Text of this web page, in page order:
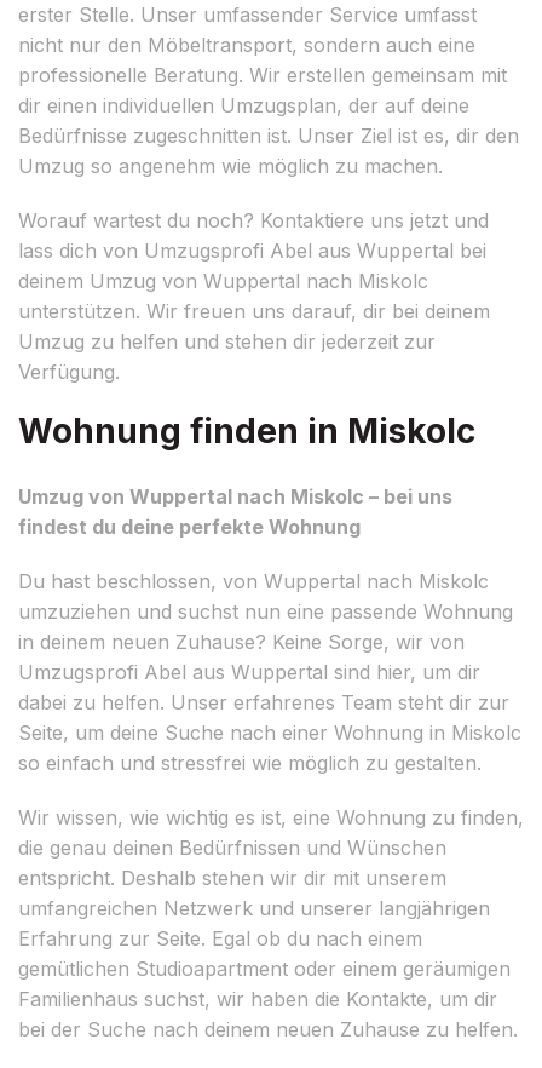
erster Stelle. Unser umfassender Service umfasst
nicht nur den Möbeltransport, sondern auch eine
professionelle Beratung. Wir erstellen gemeinsam mit
dir einen individuellen Umzugsplan, der auf deine
Bedürfnisse zugeschnitten ist. Unser Ziel ist es, dir den
Umzug so angenehm wie möglich zu machen.
Worauf wartest du noch? Kontaktiere uns jetzt und
lass dich von Umzugsprofi Abel aus Wuppertal bei
deinem Umzug von Wuppertal nach Miskolc
unterstützen. Wir freuen uns darauf, dir bei deinem
Umzug zu helfen und stehen dir jederzeit zur
Verfügung.
Wohnung finden in Miskolc
Umzug von Wuppertal nach Miskolc – bei uns
findest du deine perfekte Wohnung
Du hast beschlossen, von Wuppertal nach Miskolc
umzuziehen und suchst nun eine passende Wohnung
in deinem neuen Zuhause? Keine Sorge, wir von
Umzugsprofi Abel aus Wuppertal sind hier, um dir
dabei zu helfen. Unser erfahrenes Team steht dir zur
Seite, um deine Suche nach einer Wohnung in Miskolc
so einfach und stressfrei wie möglich zu gestalten.
Wir wissen, wie wichtig es ist, eine Wohnung zu finden,
die genau deinen Bedürfnissen und Wünschen
entspricht. Deshalb stehen wir dir mit unserem
umfangreichen Netzwerk und unserer langjährigen
Erfahrung zur Seite. Egal ob du nach einem
gemütlichen Studioapartment oder einem geräumigen
Familienhaus suchst, wir haben die Kontakte, um dir
bei der Suche nach deinem neuen Zuhause zu helfen.